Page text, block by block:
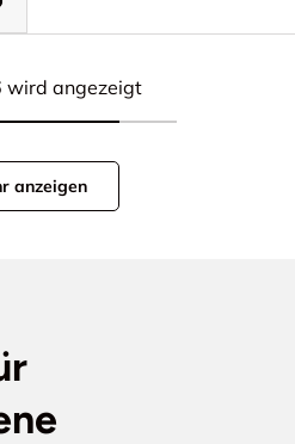
wird angezeigt
anzeigen